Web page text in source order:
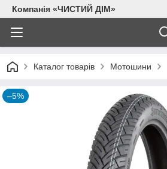
Компанія «ЧИСТИЙ ДІМ»
Каталог товарів Мотошини
–5%